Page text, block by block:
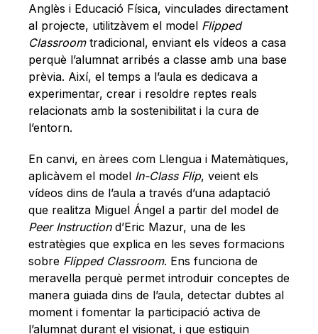
Anglès i Educació Física, vinculades directament
al projecte, utilitzàvem el model Flipped
Classroomtradicional, enviant els vídeos a casa
perquè l’alumnat arribés a classe amb una base
prèvia. Així, el temps a l’aula es dedicava a
experimentar, crear i resoldre reptes reals
relacionats amb la sostenibilitat i la cura de
l’entorn.
En canvi, en àrees com Llengua i Matemàtiques,
aplicàvem el model In-Class Flip, veient els
vídeos dins de l’aula a través d’una adaptació
que realitza Miguel Ángel a partir del model de
Peer Instructiond’Eric Mazur, una de les
estratègies que explica en les seves formacions
sobre Flipped Classroom. Ens funciona de
meravella perquè permet introduir conceptes de
manera guiada dins de l’aula, detectar dubtes al
moment i fomentar la participació activa de
l’alumnat durant el visionat, i que estiguin